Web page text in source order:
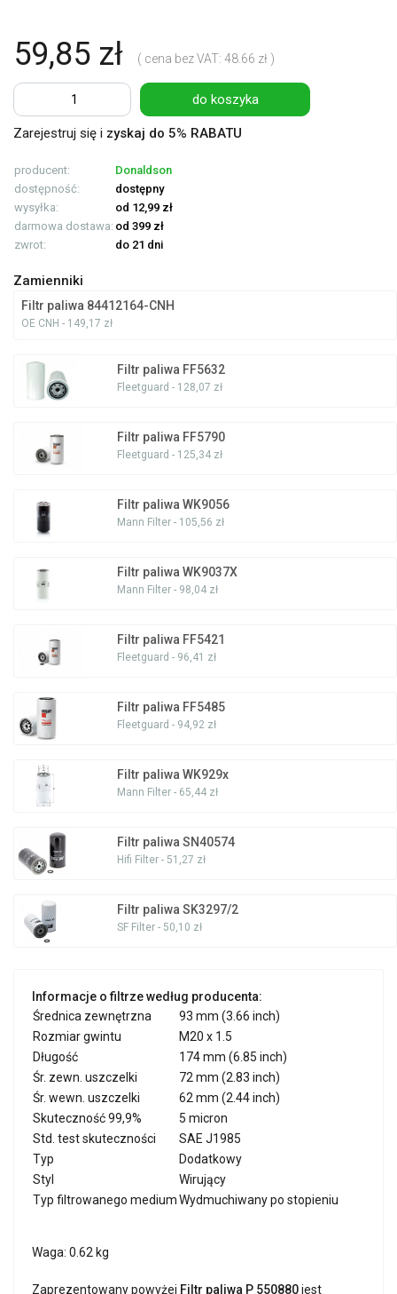
59,85 zł ( cena bez VAT: 48.66 zł )
do koszyka
Zarejestruj się i zyskaj do 5% RABATU
producent:
Donaldson
dostępność:
dostępny
wysyłka:
od 12,99 zł
darmowa dostawa: od 399 zł
zwrot:
do 21 dni
Zamienniki
Filtr paliwa 84412164-CNH
OE CNH - 149,17 zł
Filtr paliwa FF5632
Fleetguard - 128,07 zł
Filtr paliwa FF5790
Fleetguard - 125,34 zł
Filtr paliwa WK9056
Mann Filter - 105,56 zł
Filtr paliwa WK9037X
Mann Filter - 98,04 zł
Filtr paliwa FF5421
Fleetguard - 96,41 zł
Filtr paliwa FF5485
Fleetguard - 94,92 zł
Filtr paliwa WK929x
Mann Filter - 65,44 zł
Filtr paliwa SN40574
Hifi Filter - 51,27 zł
Filtr paliwa SK3297/2
SF Filter - 50,10 zł
Informacje o filtrze według producenta:
Średnica zewnętrzna
93 mm (3.66 inch)
Rozmiar gwintu
M20 x 1.5
Długość
174 mm (6.85 inch)
Śr. zewn. uszczelki
72 mm (2.83 inch)
Śr. wewn. uszczelki
62 mm (2.44 inch)
Skuteczność 99,9%
5 micron
Std. test skuteczności
SAE J1985
Typ
Dodatkowy
Styl
Wirujący
Typ filtrowanego mediumWydmuchiwany po stopieniu
Waga: 0.62 kg
Zaprezentowany powyżej Filtr paliwa P 550880jest